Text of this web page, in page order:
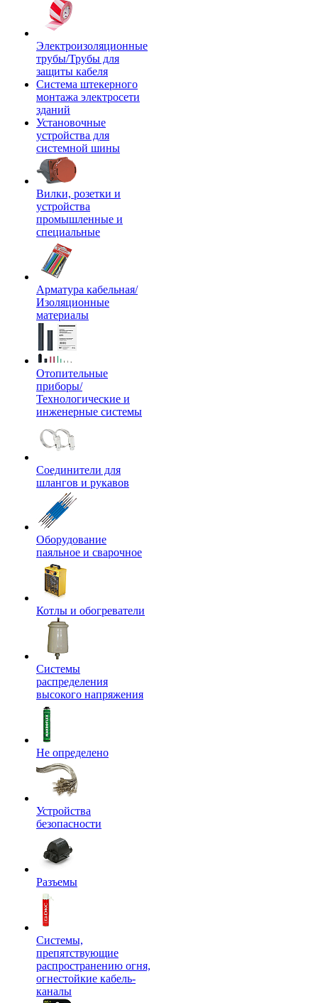
Электроизоляционные
трубы/Трубы для
защиты кабеля
Система штекерного
монтажа электросети
зданий
Установочные
устройства для
системной шины
Вилки, розетки и
устройства
промышленные и
специальные
Арматура кабельная/
Изоляционные
материалы
Отопительные
приборы/
Технологические и
инженерные системы
Соединители для
шлангов и рукавов
Оборудование
паяльное и сварочное
Котлы и обогреватели
Системы
распределения
высокого напряжения
Не определено
Устройства
безопасности
Разъемы
Системы,
препятствующие
распространению огня,
огнестойкие кабель-
каналы